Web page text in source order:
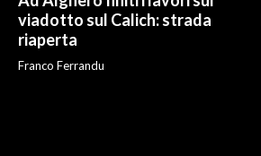
viadotto sul Calich: strada
riaperta
Franco Ferrandu